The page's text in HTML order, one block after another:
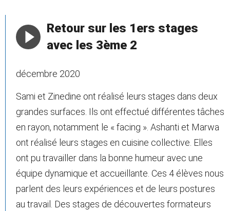
Retour sur les 1ers stages
avec les 3ème 2
décembre 2020
Sami et Zinedine ont réalisé leurs stages dans deux
grandes surfaces. Ils ont effectué différentes tâches
en rayon, notamment le « facing ». Ashanti et Marwa
ont réalisé leurs stages en cuisine collective. Elles
ont pu travailler dans la bonne humeur avec une
équipe dynamique et accueillante. Ces 4 élèves nous
parlent des leurs expériences et de leurs postures
au travail. Des stages de découvertes formateurs